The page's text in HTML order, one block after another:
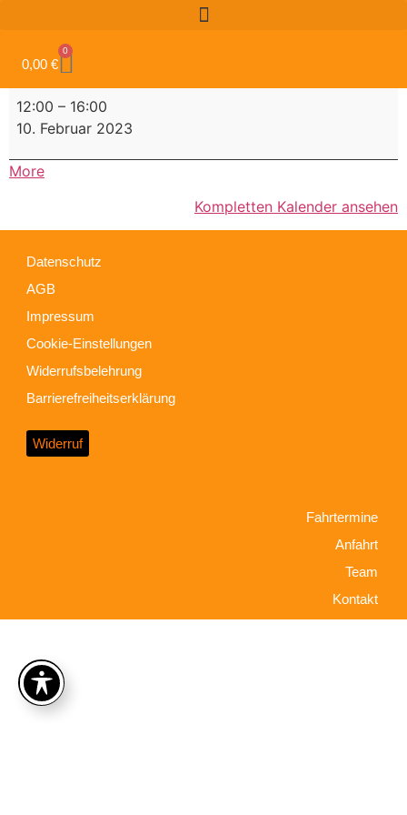
0,00 €
0
12:00 – 16:00
10. Februar 2023
More
Kompletten Kalender ansehen
Datenschutz
AGB
Impressum
Cookie-Einstellungen
Widerrufsbelehrung
Barrierefreiheitserklärung
Widerruf
Fahrtermine
Anfahrt
Team
Kontakt